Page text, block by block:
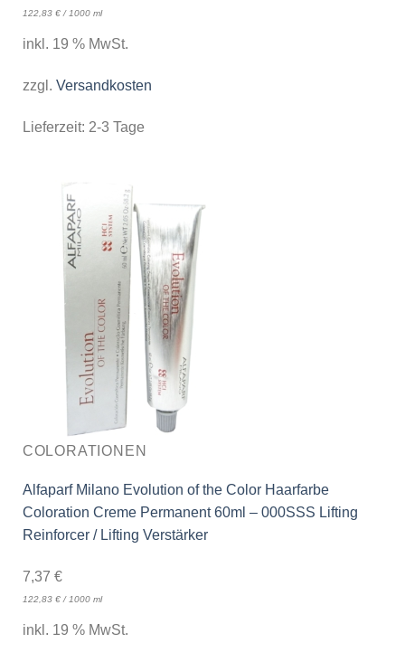
122,83 €/1000 ml
inkl. 19 % MwSt.
zzgl. Versandkosten
Lieferzeit: 2-3 Tage
COLORATIONEN
Alfaparf Milano Evolution of the Color Haarfarbe
Coloration Creme Permanent 60ml – 000SSS Lifting
Reinforcer / Lifting Verstärker
7,37 €
122,83 €/ 1000 ml
inkl. 19 % MwSt.